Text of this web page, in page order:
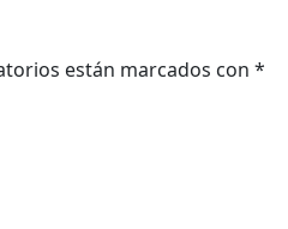
están marcados con *